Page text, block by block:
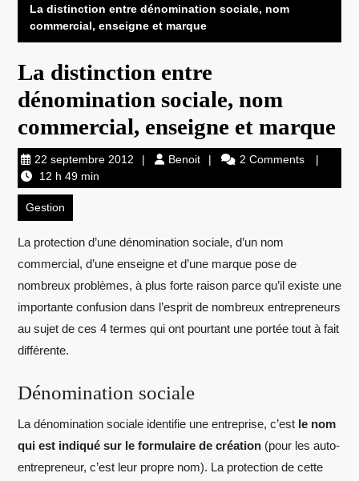
La distinction entre dénomination sociale, nom
commercial, enseigne et marque
La distinction entre
dénomination sociale, nom
commercial, enseigne et marque
22 septembre 2012 22
2012
BenoitBenoit
2 Comments
12 h 49 min
Gestion
La protection d’une dénomination sociale, d’un nom
commercial, d’une enseigne et d’une marque pose de
nombreux problèmes, à plus forte raison parce qu’il existe une
importante confusion dans l’esprit de nombreux entrepreneurs
au sujet de ces 4 termes qui ont pourtant une portée tout à fait
différente.
Dénomination sociale
La dénomination sociale identifie une entreprise, c’est le nom
qui est indiqué sur le formulaire de création (pour les auto-
entrepreneur, c’est leur propre nom). La protection de cette